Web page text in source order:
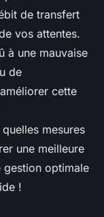
de
de transfert
vos attentes.
à une mauvaise
de
cette
mesures
une meilleure
gestion optimale
!